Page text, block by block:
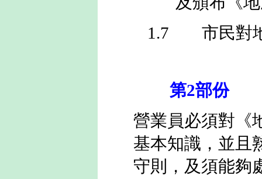
1.7市民對
第2部份
營業員必須對《
基本知識，並且
守則，及須能夠